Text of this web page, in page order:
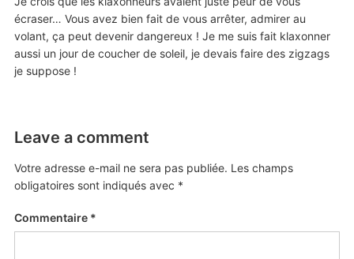
écraser… Vous avez bien fait de vous arrêter, admirer au
volant, ça peut devenir dangereux ! Je me suis fait klaxonner
aussi un jour de coucher de soleil, je devais faire des zigzags
je suppose !
Leave a comment
Votre adresse e-mail ne sera pas publiée. Les champs
obligatoires sont indiqués avec *
Commentaire *